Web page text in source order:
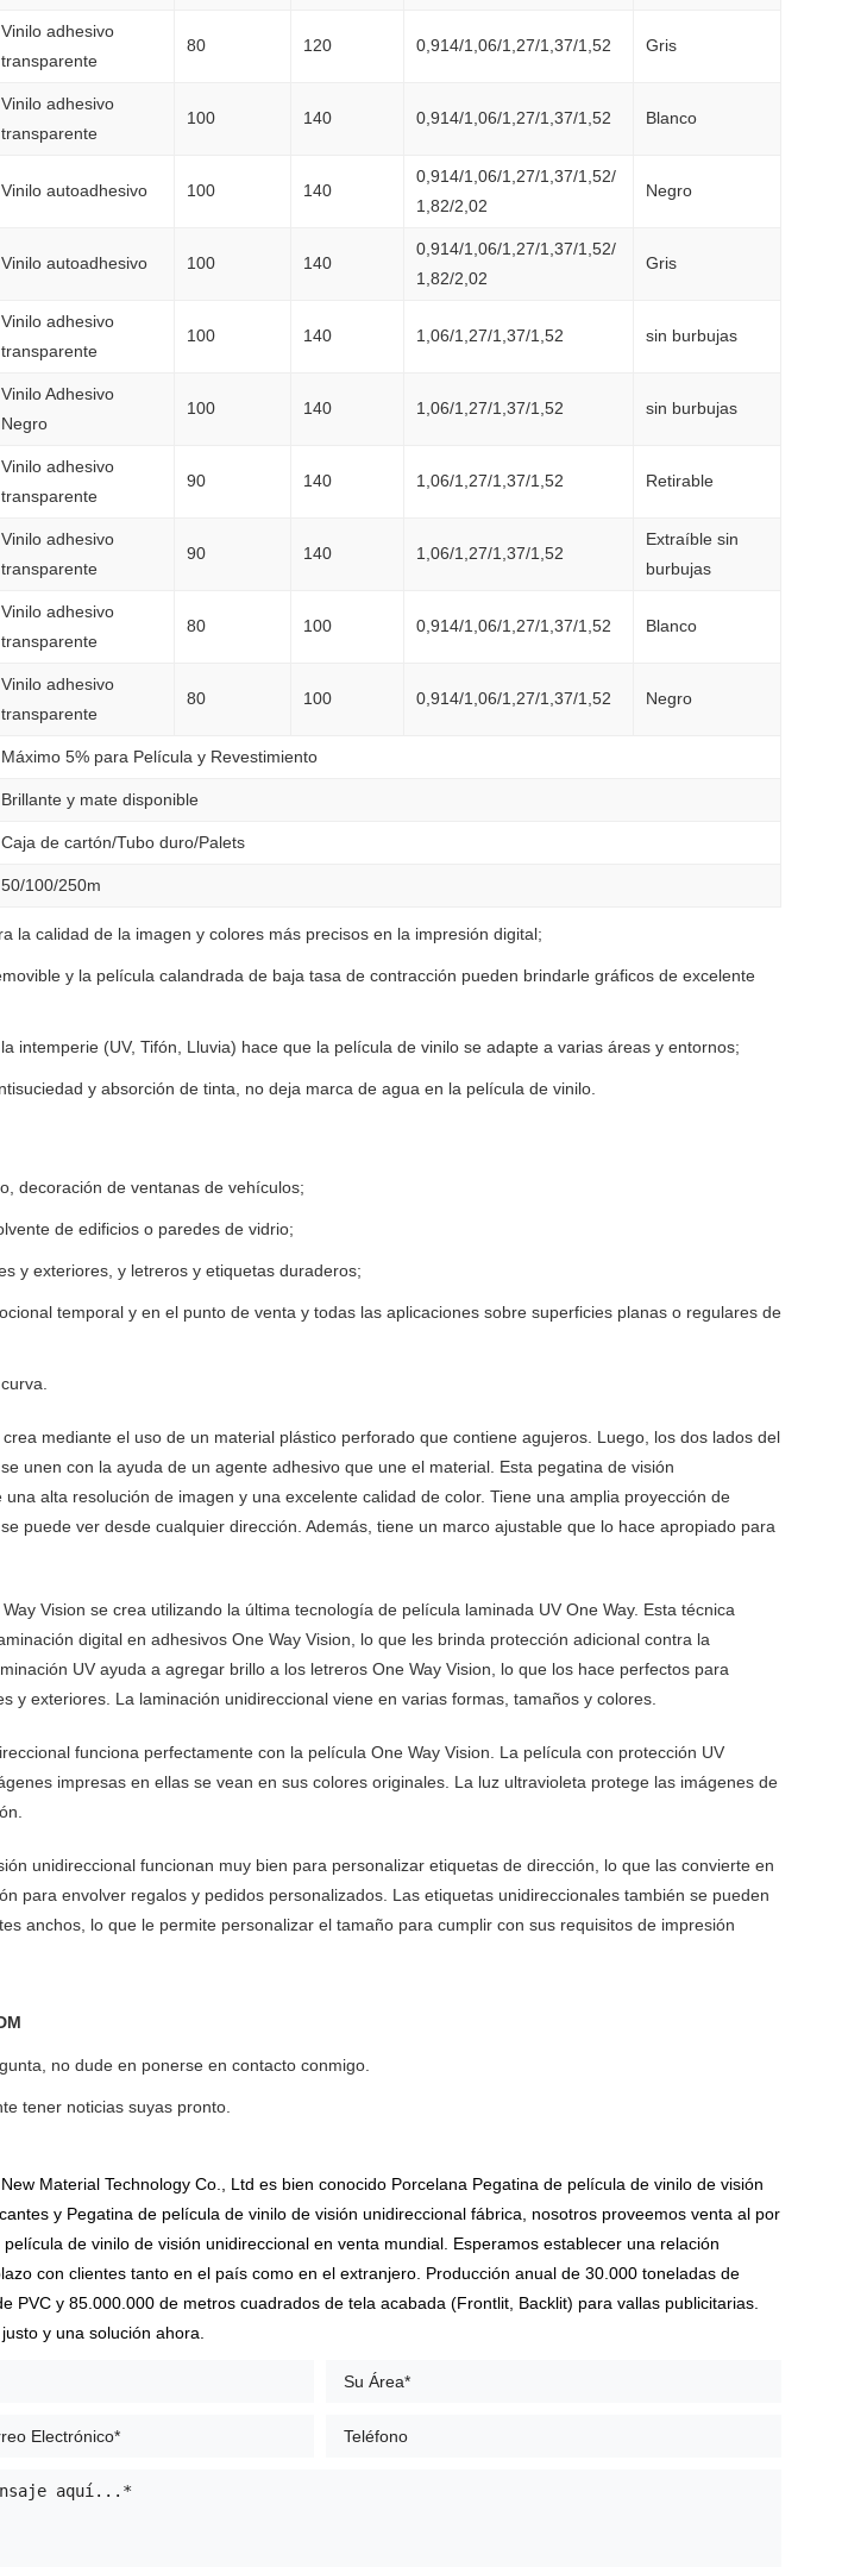
Vinilo adhesivo
transparente
80 120 0,914/1,06/1,27/1,37/1,52 Gris
Vinilo adhesivo
transparente
100 140 0,914/1,06/1,27/1,37/1,52 Blanco
Vinilo autoadhesivo 100 140
0,914/1,06/1,27/1,37/1,52/
1,82/2,02
Negro
Vinilo autoadhesivo 100 140
0,914/1,06/1,27/1,37/1,52/
1,82/2,02
Gris
Vinilo adhesivo
transparente
100 140 1,06/1,27/1,37/1,52 sin burbujas
Vinilo Adhesivo
Negro
100 140 1,06/1,27/1,37/1,52 sin burbujas
Vinilo adhesivo
transparente
90 140 1,06/1,27/1,37/1,52 Retirable
Vinilo adhesivo
transparente
90 140 1,06/1,27/1,37/1,52
Extraíble sin
burbujas
Vinilo adhesivo
transparente
80 100 0,914/1,06/1,27/1,37/1,52 Blanco
Vinilo adhesivo
transparente
80 100 0,914/1,06/1,27/1,37/1,52 Negro
Máximo 5% para Película y Revestimiento
Brillante y mate disponible
Caja de cartón/Tubo duro/Palets
50/100/250m
la calidad de la imagen y colores más precisos en la impresión digital;
y la película calandrada de baja tasa de contracción pueden brindarle gráficos de excelente
intemperie (UV, Tifón, Lluvia) hace que la película de vinilo se adapte a varias áreas y entornos;
y absorción de tinta, no deja marca de agua en la película de vinilo.
decoración de ventanas de vehículos;
de edificios o paredes de vidrio;
y exteriores, y letreros y etiquetas duraderos;
temporal y en el punto de venta y todas las aplicaciones sobre superficies planas o regulares de
crea mediante el uso de un material plástico perforado que contiene agujeros. Luego, los dos lados del
unen con la ayuda de un agente adhesivo que une el material. Esta pegatina de visión
una alta resolución de imagen y una excelente calidad de color. Tiene una amplia proyección de
puede ver desde cualquier dirección. Además, tiene un marco ajustable que lo hace apropiado para
Vision se crea utilizando la última tecnología de película laminada UV One Way. Esta técnica
digital en adhesivos One Way Vision, lo que les brinda protección adicional contra la
UV ayuda a agregar brillo a los letreros One Way Vision, lo que los hace perfectos para
y exteriores. La laminación unidireccional viene en varias formas, tamaños y colores.
funciona perfectamente con la película One Way Vision. La película con protección UV
impresas en ellas se vean en sus colores originales. La luz ultravioleta protege las imágenes de
unidireccional funcionan muy bien para personalizar etiquetas de dirección, lo que las convierte en
para envolver regalos y pedidos personalizados. Las etiquetas unidireccionales también se pueden
anchos, lo que le permite personalizar el tamaño para cumplir con sus requisitos de impresión
no dude en ponerse en contacto conmigo.
tener noticias suyas pronto.
Material Technology Co., Ltd es bien conocido Porcelana Pegatina de película de vinilo de visión
y Pegatina de película de vinilo de visión unidireccional fábrica , nosotros proveemos venta al por
de vinilo de visión unidireccional en venta mundial. Esperamos establecer una relación
con clientes tanto en el país como en el extranjero. Producción anual de 30.000 toneladas de
PVC y 85.000.000 de metros cuadrados de tela acabada (Frontlit, Backlit) para vallas publicitarias.
y una solución ahora.